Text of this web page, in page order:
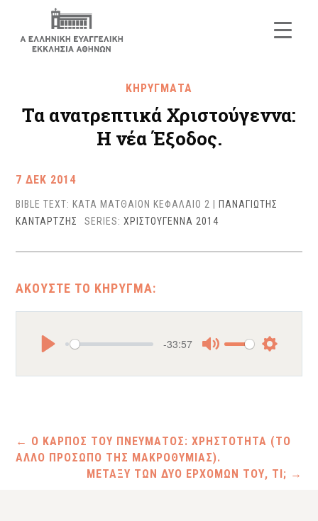
ΚΗΡΥΓΜΑΤΑ
Τα ανατρεπτικά Χριστούγεννα:
Η νέα Έξοδος.
7 ΔΕΚ 2014
BIBLE TEXT: ΚΑΤΑ ΜΑΤΘΑΙΟΝ ΚΕΦΑΛΑΙΟ 2
ΠΑΝΑΓΙΩΤΗΣ
ΚΑΝΤΑΡΤΖΗΣ
SERIES:ΧΡΙΣΤΟΥΓΕΝΝΑ 2014
-33:57
← Ο ΚΑΡΠΟΣ ΤΟΥ ΠΝΕΥΜΑΤΟΣ: ΧΡΗΣΤΟΤΗΤΑ (ΤΟ
ΑΛΛΟ ΠΡΟΣΩΠΟ ΤΗΣ ΜΑΚΡΟΘΥΜΙΑΣ).
ΜΕΤΑΞΥ ΤΩΝ ΔΥΟ ΕΡΧΟΜΩΝ ΤΟΥ, ΤΙ; →